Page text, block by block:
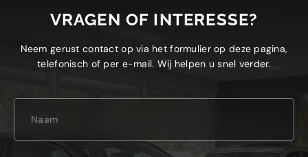
VRAGEN OF INTERESSE?
Neem gerust contact op via het formulier op deze pagina,
telefonisch of per e-mail. Wij helpen u snel verder.